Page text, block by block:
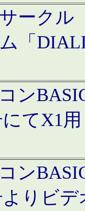
ークル
「
ン
にてX1
ン
よりビ